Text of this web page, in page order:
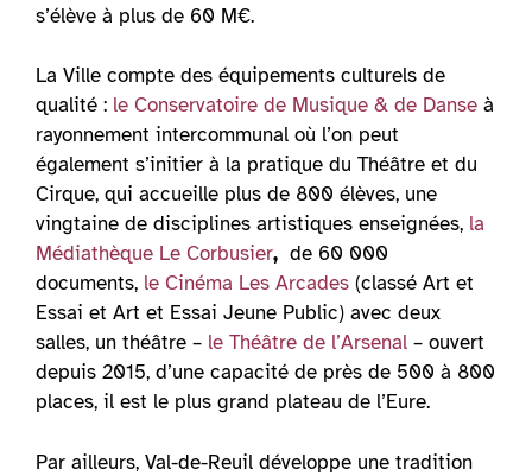
s’élève à plus de 60 M€.
La Ville compte des équipements culturels de
qualité : le Conservatoire de Musique & de Danse à
rayonnement intercommunal où l’on peut
également s’initier à la pratique du Théâtre et du
Cirque, qui accueille plus de 800 élèves, une
vingtaine de disciplines artistiques enseignées, la
Médiathèque Le Corbusier, de 60 000
documents, le Cinéma Les Arcades (classé Art et
Essai et Art et Essai Jeune Public) avec deux
salles, un théâtre – le Théâtre de l’Arsenal – ouvert
depuis 2015, d’une capacité de près de 500 à 800
places, il est le plus grand plateau de l’Eure.
Par ailleurs, Val-de-Reuil développe une tradition